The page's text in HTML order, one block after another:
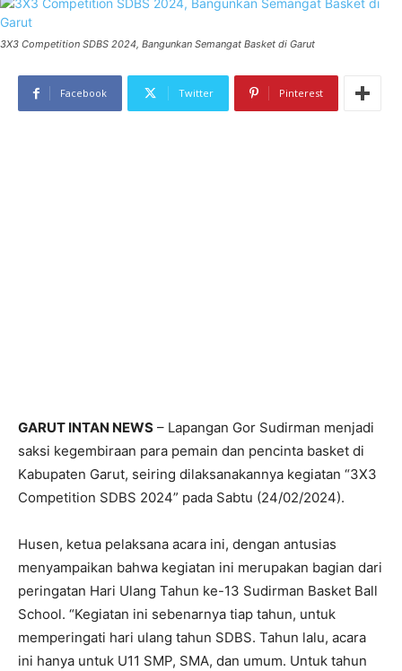
3X3 Competition SDBS 2024, Bangunkan Semangat Basket di Garut
Facebook Twitter Pinterest
GARUT INTAN NEWS – Lapangan Gor Sudirman menjadi
saksi kegembiraan para pemain dan pencinta basket di
Kabupaten Garut, seiring dilaksanakannya kegiatan “3X3
Competition SDBS 2024” pada Sabtu (24/02/2024).
Husen, ketua pelaksana acara ini, dengan antusias
menyampaikan bahwa kegiatan ini merupakan bagian dari
peringatan Hari Ulang Tahun ke-13 Sudirman Basket Ball
School. “Kegiatan ini sebenarnya tiap tahun, untuk
memperingati hari ulang tahun SDBS. Tahun lalu, acara
ini hanya untuk U11 SMP, SMA, dan umum. Untuk tahun